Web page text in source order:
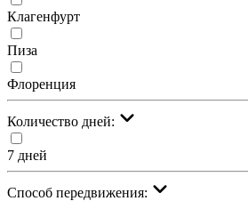
Клагенфурт
Пиза
Флоренция
Количество дней:
7 дней
Cпособ передвижения: